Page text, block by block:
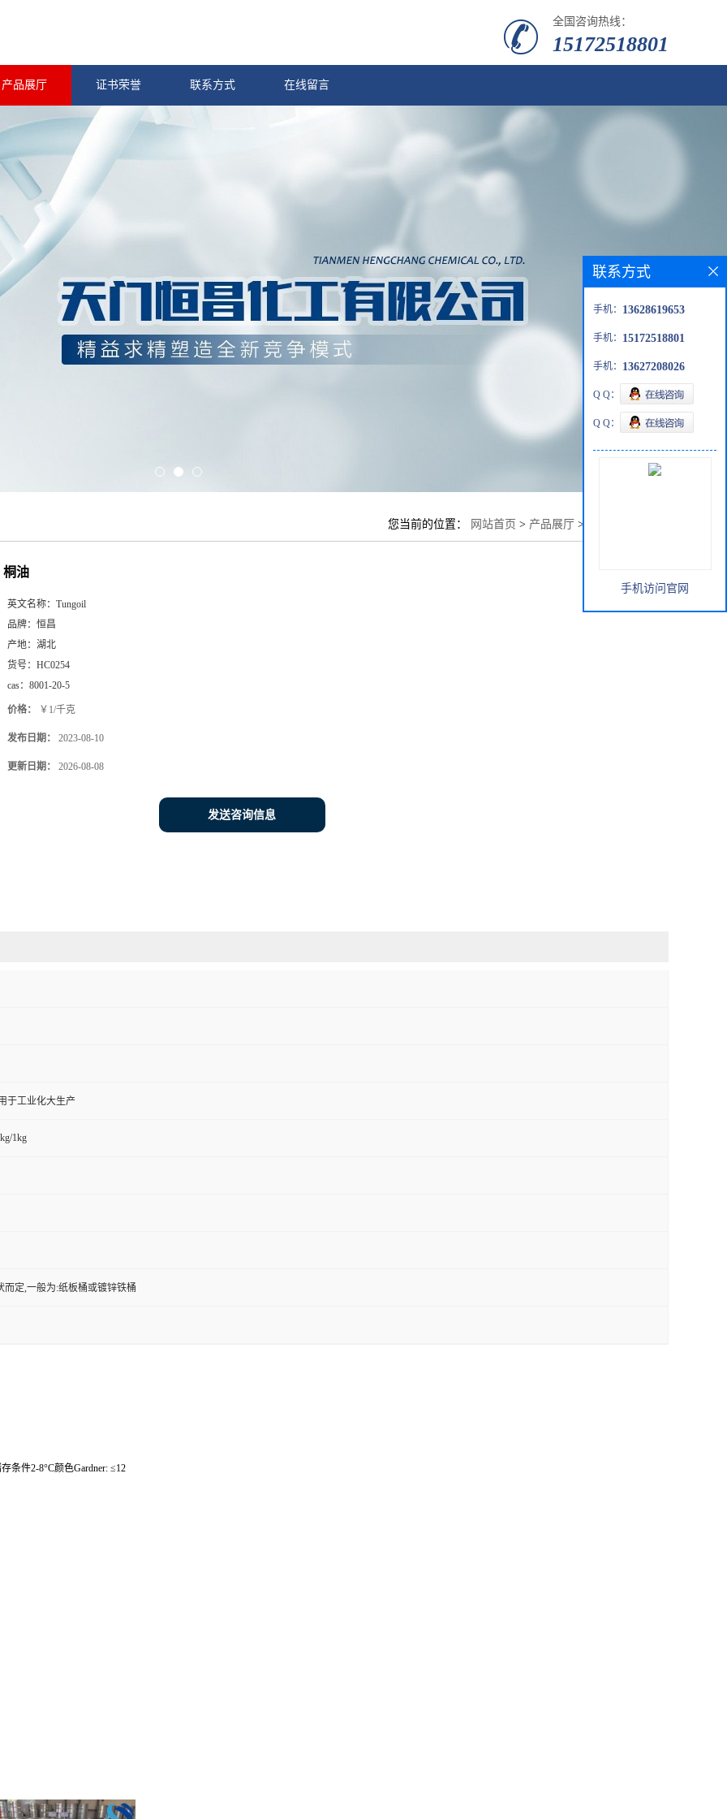
全国咨询热线：
15172518801
产品展厅 证书荣誉 联系方式 在线留言
您当前的位置： 网站首页 > 产品展厅 >
桐油
英文名称： Tungoil
品牌： 恒昌
产地： 湖北
货号： HC0254
cas： 8001-20-5
价格： ￥1/千克
发布日期： 2023-08-10
更新日期： 2026-08-08
发送咨询信息
于工业化大生产
1kg
而定,一般为:纸板桶或镀锌铁桶
条件2-8°C颜色Gardner: ≤12
联系方式
手机： 13628619653
手机： 15172518801
手机： 13627208026
Q Q：
Q Q：
手机访问官网